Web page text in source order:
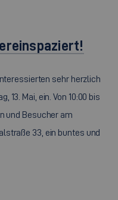
sehr herzlich
13. Mai, ein. Von 10:00 bis
und Besucher am
33, ein buntes und